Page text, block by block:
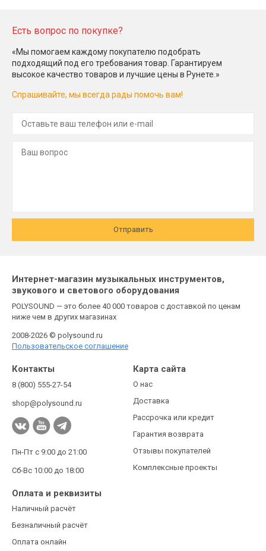
Есть вопрос по покупке?
«Мы помогаем каждому покупателю подобрать
подходящий под его требования товар. Гарантируем
высокое качество товаров и лучшие цены в Рунете.»
Спрашивайте, мы всегда рады помочь вам!
Отправить
Интернет-магазин музыкальных инструментов,
звукового и светового оборудования
POLYSOUND — это более 40 000 товаров с доставкой по ценам
ниже чем в других магазинах
2008-2026 © polysound.ru
Пользовательское соглашение
Контакты
8 (800) 555-27-54
shop@polysound.ru
Пн-Пт с 9:00 до 21:00
Сб-Вс 10:00 до 18:00
Карта сайта
О нас
Доставка
Рассрочка или кредит
Гарантия возврата
Отзывы покупателей
Комплексные проекты
Оплата и реквизиты
Наличный расчёт
Безналичный расчёт
Оплата онлайн